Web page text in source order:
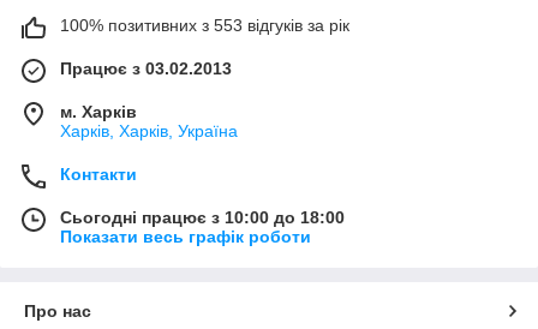
100% позитивних з 553 відгуків за рік
Працює з 03.02.2013
м. Харків
Харків, Харків, Україна
Контакти
Сьогодні працює з 10:00 до 18:00
Показати весь графік роботи
Про нас